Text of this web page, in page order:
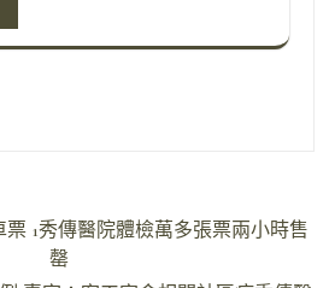
1秀傳醫院體檢萬多張票兩小時售
罄